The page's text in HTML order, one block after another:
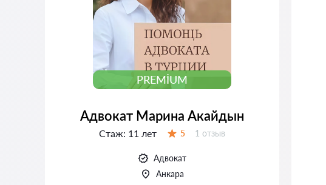
PREMIUM
Адвокат Марина Акайдын
Стаж: 11 лет 5 Отзывов:
1 отзыв
Адвокат
Анкара